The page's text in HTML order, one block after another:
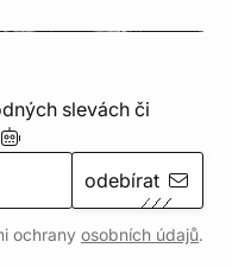
slevách či
odebírat
ochrany osobních údajů.